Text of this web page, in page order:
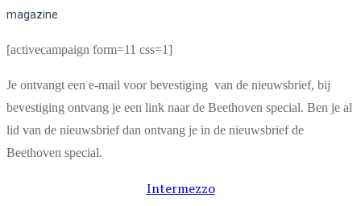
magazine
[activecampaign form=11 css=1]
Je ontvangt een e-mail voor bevestiging van de nieuwsbrief, bij
bevestiging ontvang je een link naar de Beethoven special. Ben je al
lid van de nieuwsbrief dan ontvang je in de nieuwsbrief de
Beethoven special.
Intermezzo